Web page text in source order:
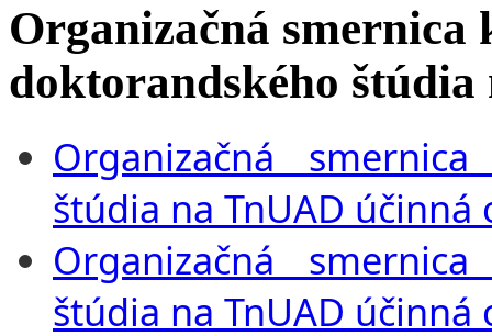
Organizačná smernica
doktorandského
Organizačná
štúdia na TnUAD účinná
Organizačná
štúdia na TnUAD účinná